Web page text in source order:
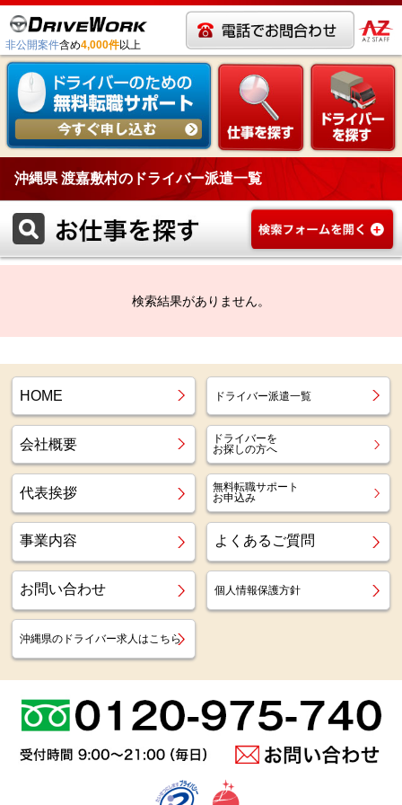
非公開案件含め4,000件以上
沖縄県 渡嘉敷村のドライバー派遣一覧
検索結果がありません。
HOME ドライバー派遣一覧
会社概要
ドライバーを
お探しの方へ
代表挨拶
無料転職サポート
お申込み
事業内容 よくあるご質問
お問い合わせ 個人情報保護方針
沖縄県のドライバー求人はこちら